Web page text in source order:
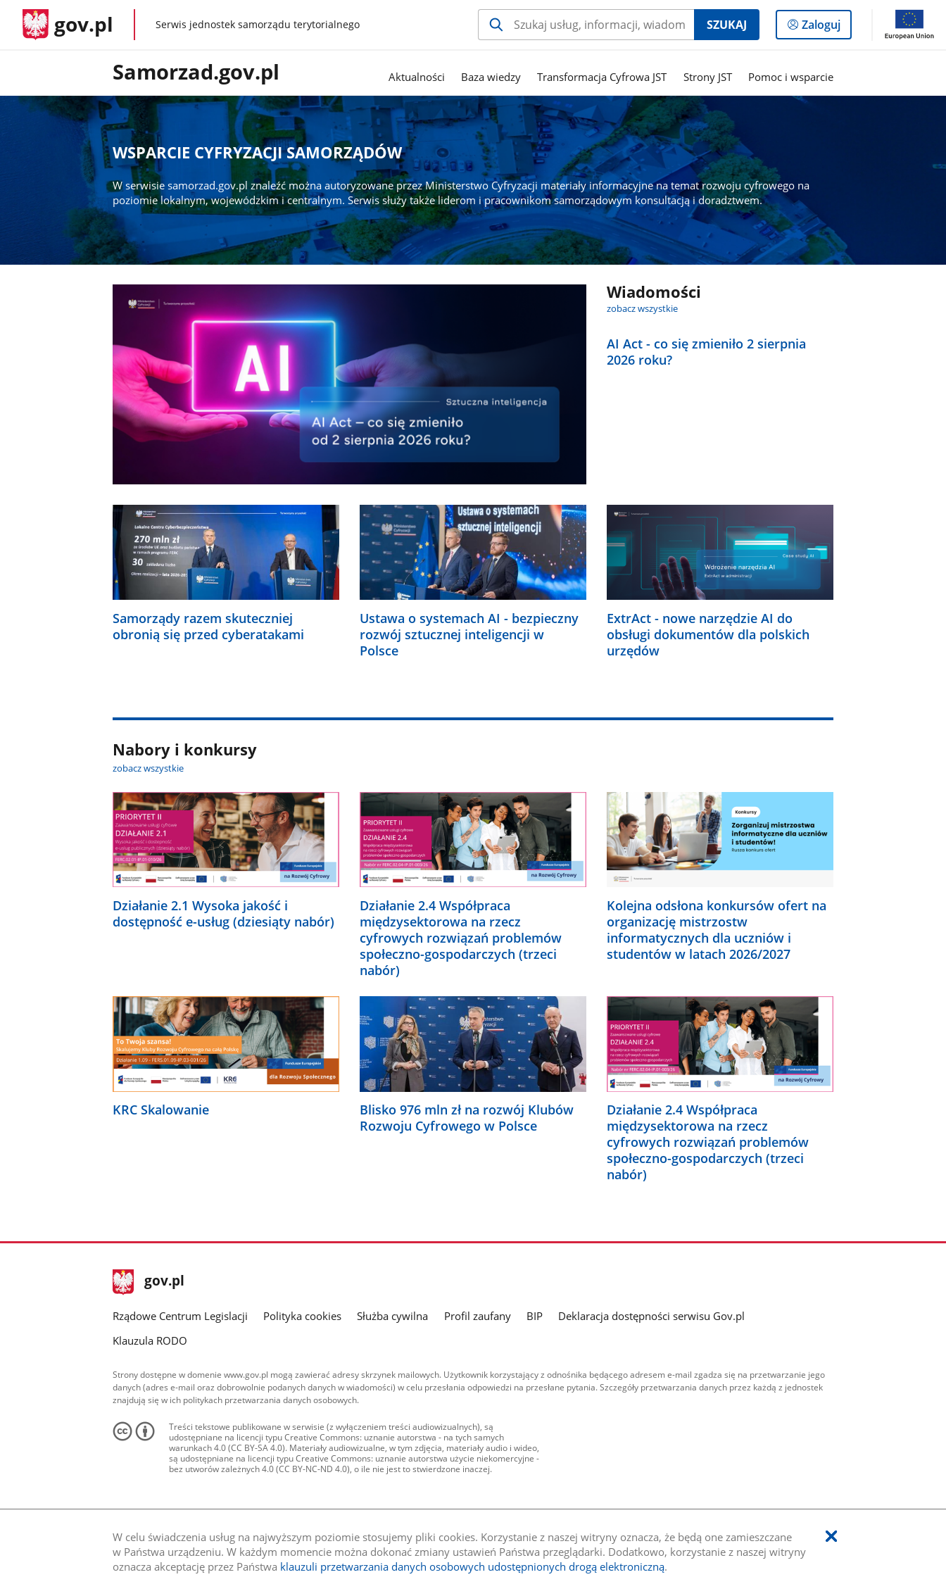
W celu świadczenia usług na najwyższym poziomie stosujemy pliki cookies. Korzystanie z naszej witryny oznacza, że będą one zamieszczane
w Państwa urządzeniu. W każdym momencie można dokonać zmiany ustawień Państwa przeglądarki. Dodatkowo, korzystanie z naszej witryny
oznacza akceptację przez Państwa klauzuli przetwarzania danych osobowych udostępnionych drogą elektroniczną.
gov.pl gov.plSerwis jednostek samorządu terytorialnego SZUKAJ
Logowanie
do
Zaloguj
Samorzad.gov.pl Aktualności Baza wiedzy Transformacja Cyfrowa JST Strony JST Pomoc i wsparcie
WSPARCIE CYFRYZACJI SAMORZĄDÓW
W serwisie samorzad.gov.pl znaleźć można autoryzowane przez Ministerstwo Cyfryzacji materiały informacyjne na temat rozwoju cyfrowego na
poziomie lokalnym, wojewódzkim i centralnym. Serwis służy także liderom i pracownikom samorządowym konsultacją i doradztwem.
Wiadomości
zobacz wszystkie
AI Act - co się zmieniło 2 sierpnia
2026 roku?
Samorządy razem skuteczniej
obronią się przed cyberatakami
Ustawa o systemach AI - bezpieczny
rozwój sztucznej inteligencji w
Polsce
ExtrAct - nowe narzędzie AI do
obsługi dokumentów dla polskich
urzędów
Nabory i konkursy
zobacz wszystkie
Działanie 2.1 Wysoka jakość i
dostępność e-usług (dziesiąty nabór)
Działanie 2.4 Współpraca
międzysektorowa na rzecz
cyfrowych rozwiązań problemów
społeczno-gospodarczych (trzeci
nabór)
Kolejna odsłona konkursów ofert na
organizację mistrzostw
informatycznych dla uczniów i
studentów w latach 2026/2027
KRC Skalowanie
Blisko 976 mln zł na rozwój Klubów
Rozwoju Cyfrowego w Polsce
Działanie 2.4 Współpraca
międzysektorowa na rzecz
cyfrowych rozwiązań problemów
społeczno-gospodarczych (trzeci
nabór)
stopka
gov.pl Strona
gov.pl
Rządowe Centrum Legislacji Polityka cookies Służba cywilna Profil zaufany BIP
Deklaracja dostępności serwisu Gov.pl
Klauzula RODO
Strony dostępne w domenie www.gov.pl mogą zawierać adresy skrzynek mailowych. Użytkownik korzystający z odnośnika będącego adresem e-mail zgadza się na przetwarzanie jego
danych (adres e-mail oraz dobrowolnie podanych danych w wiadomości) w celu przesłania odpowiedzi na przesłane pytania. Szczegóły przetwarzania danych przez każdą z jednostek
znajdują się w ich politykach przetwarzania danych osobowych.
Treści tekstowe publikowane w serwisie (z wyłączeniem treści audiowizualnych), są
udostępniane na licencji typu Creative Commons: uznanie autorstwa - na tych samych
warunkach 4.0 (CC BY-SA 4.0). Materiały audiowizualne, w tym zdjęcia, materiały audio i wideo,
są udostępniane na licencji typu Creative Commons: uznanie autorstwa użycie niekomercyjne -
bez utworów zależnych 4.0 (CC BY-NC-ND 4.0), o ile nie jest to stwierdzone inaczej.